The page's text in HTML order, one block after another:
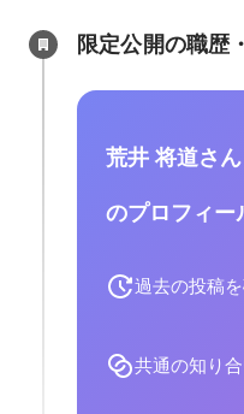
限定公開の職歴
荒井 将道さん
のプロフィー
過去の投稿
共通の知り